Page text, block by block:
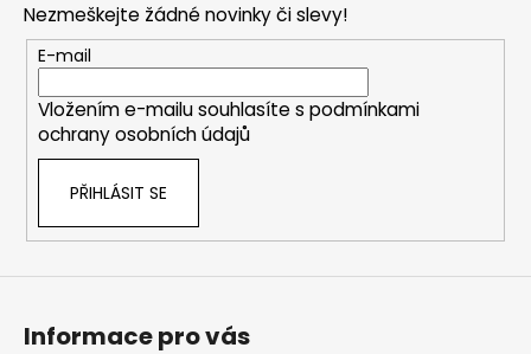
Nezmeškejte žádné novinky či slevy!
E-mail
Vložením e-mailu souhlasíte s podmínkami
ochrany osobních údajů
PŘIHLÁSIT SE
Informace pro vás